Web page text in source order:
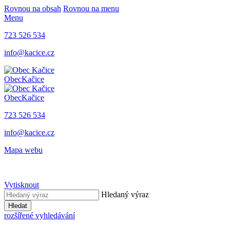
Rovnou na obsah Rovnou na menu
Menu
723 526 534
info@kacice.cz
ObecKačice
ObecKačice
723 526 534
info@kacice.cz
Mapa webu
Vytisknout
Hledaný výraz
Hledat
rozšířené vyhledávání